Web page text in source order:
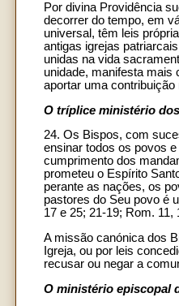
Por divina Providência
decorrer do tempo, em
universal, têm leis
antigas igrejas
unidas na vida
unidade, manifesta mais
aportar uma
O tríplice ministério
24. Os Bispos, com
ensinar todos os povos
cumprimento dos
prometeu o Espírito
perante as nações, os
pastores do Seu povo é
17 e 25; 21-19; Rom. 11,
A missão canónica dos
Igreja, ou por leis
recusar ou negar a
O ministério episcopal